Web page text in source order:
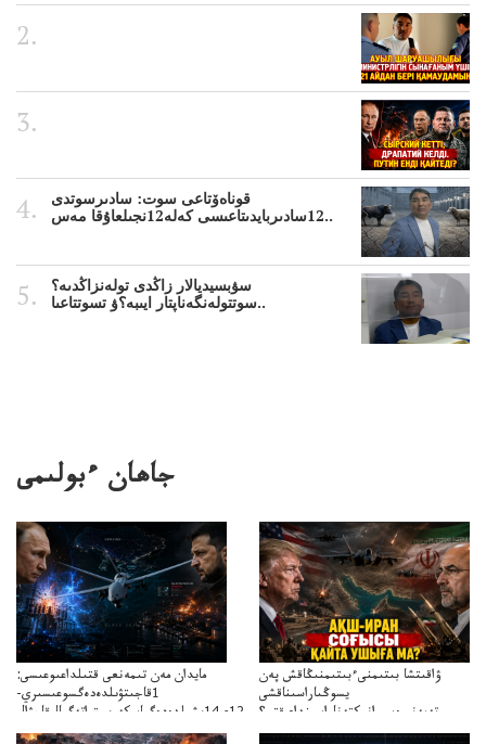
قوناەۆتاعى سوت: سادىرسوتدى
12سادىربايدىتاعىسى كەلە12نجىلعاۇقا مەس..
سۋبسيديالار زاڭدى تولەنزاڭدىە؟
سوتتولەنگەناپتار ايىبە؟ۋ تسوتتاعىا..
جاھان ءبولىمى
مايدان مەن تىمەنعى قتىلداعىوعىسى:
1قاجىتۋىلدەدەگسوعىسىري-
سترات12ي14ىشىلدەدەگىاسكەريستراتەگيالىقاحۋال
ۋاقىتشا بىتىمنىءبىتىمنىڭاقش پەن
يسوڭىاراسىناقشى
تەپەنىرەسيرانىكتەناراسىنداعىقتى؟
تەكەتىرەسنەلىكتەنقايتاۋشىقتى؟